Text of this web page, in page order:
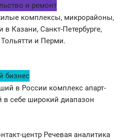
и ремонт
комплексы, микрорайоны,
в Казани, Санкт-Петербурге,
Тольятти и Перми.
бизнес
в России комплекс апарт-
в себе широкий диапазон
центр Речевая аналитика